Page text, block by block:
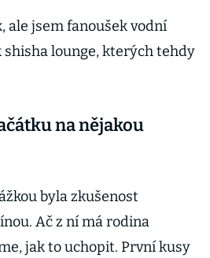
ale jsem fanoušek vodní
lounge, kterých tehdy
na nějakou
byla zkušenost
Ač z ní má rodina
jak to uchopit. První kusy